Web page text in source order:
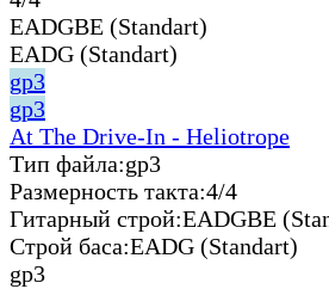
EADGBE (Standart)
EADG (Standart)
gp3
gp3
At The Drive-In - Heliotrope
Тип файла:gp3
Размерность такта:4/4
Гитарный строй:EADGBE
Строй баса:EADG (Standart)
gp3